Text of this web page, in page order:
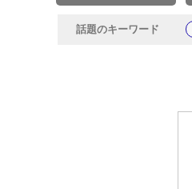
話題のキーワード